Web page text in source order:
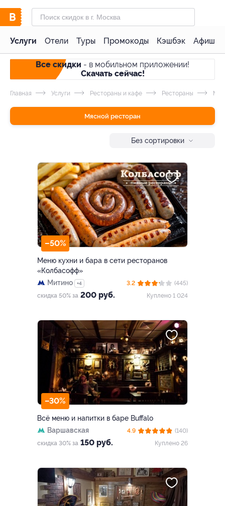
Услуги Отели Туры Промокоды Кэшбэк Афиша
Все скидки - в мобильном приложении!
Скачать сейчас!
Главная Услуги Рестораны и кафе Рестораны
Мясной ресторан
Без сортировки
–50%
Меню кухни и бара в сети ресторанов
«Колбасофф»
Митино
+4
скидка 50% за 200 руб.
3.2
(445)
Куплено 1 024
–30%
Всё меню и напитки в баре Buffalo
Варшавская
скидка 30% за 150 руб.
4.9
(140)
Куплено 26